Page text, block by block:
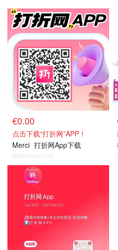
€0.00
点击下载“打折网”APP！
Merci 打折网App下载
@dealmoon.de